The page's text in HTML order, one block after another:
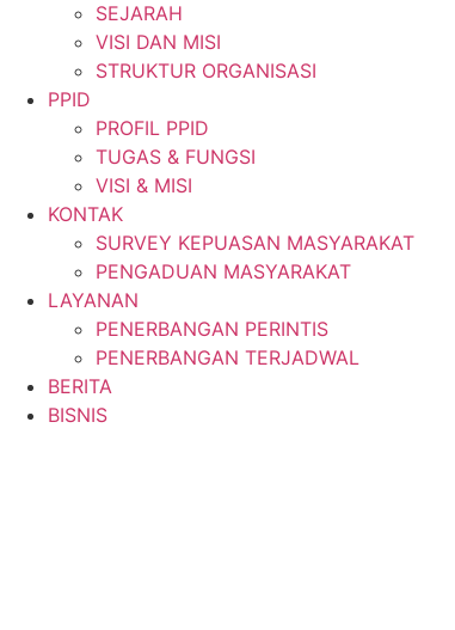
SEJARAH
VISI DAN MISI
STRUKTUR ORGANISASI
PPID
PROFIL PPID
TUGAS & FUNGSI
VISI & MISI
KONTAK
SURVEY KEPUASAN MASYARAKAT
PENGADUAN MASYARAKAT
LAYANAN
PENERBANGAN PERINTIS
PENERBANGAN TERJADWAL
BERITA
BISNIS